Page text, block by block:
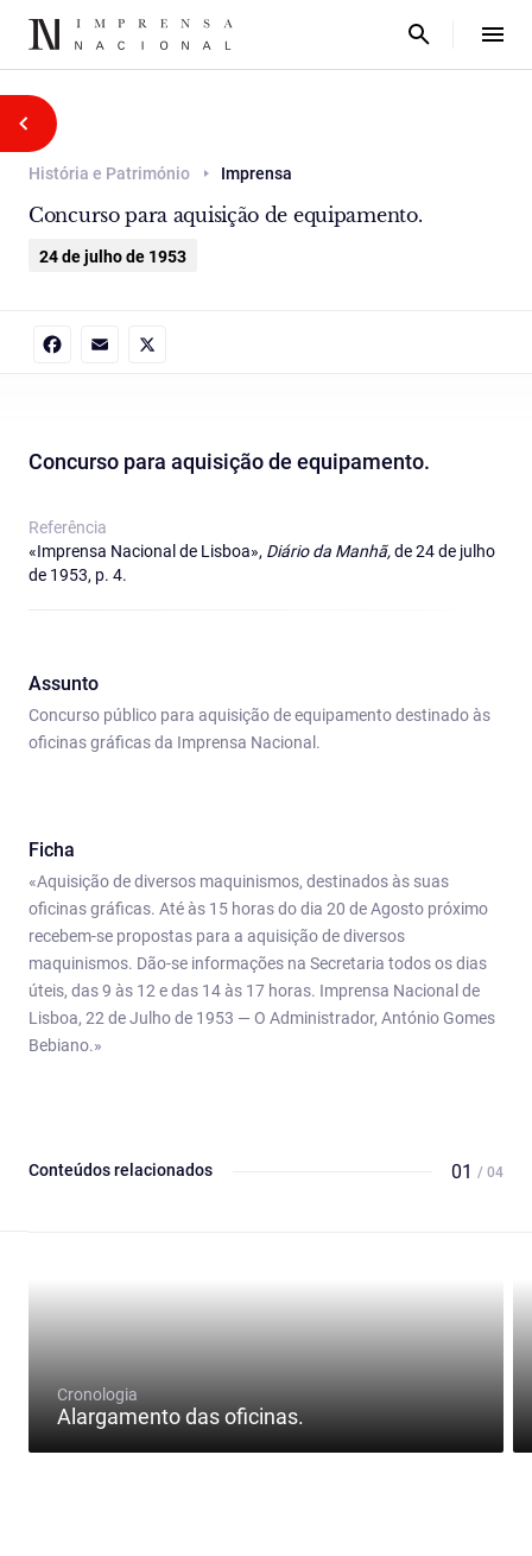
História e Património Imprensa
Concurso para aquisição de equipamento.
24 de julho de 1953
Concurso para aquisição de equipamento.
Referência
«Imprensa Nacional de Lisboa», Diário da Manhã,de 24 de julho
de 1953, p. 4.
Assunto
Concurso público para aquisição de equipamento destinado às
oficinas gráficas da Imprensa Nacional.
Ficha
«Aquisição de diversos maquinismos, destinados às suas
oficinas gráficas. Até às 15 horas do dia 20 de Agosto próximo
recebem-se propostas para a aquisição de diversos
maquinismos. Dão-se informações na Secretaria todos os dias
úteis, das 9 às 12 e das 14 às 17 horas. Imprensa Nacional de
Lisboa, 22 de Julho de 1953 — O Administrador, António Gomes
Bebiano.»
Conteúdos relacionados 01 / 04
Cronologia
Alargamento das oficinas.